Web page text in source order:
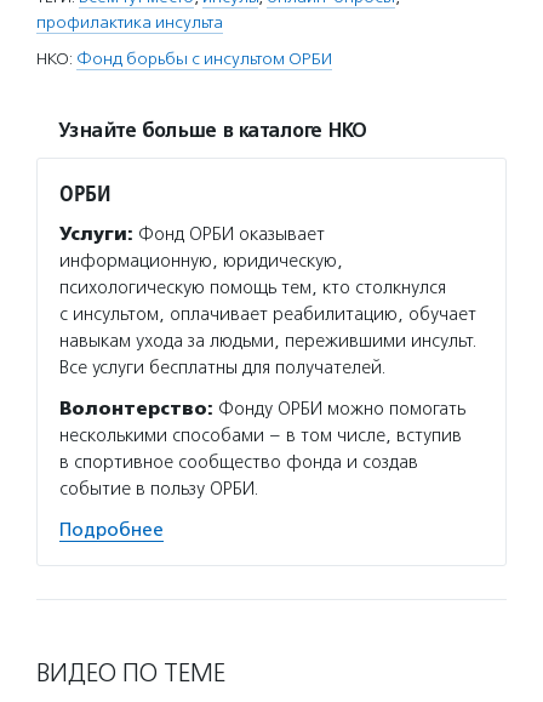
профилактика инсульта
НКО: Фонд борьбы с инсультом ОРБИ
Узнайте больше в каталоге НКО
ОРБИ
Услуги: Фонд ОРБИ оказывает
информационную, юридическую,
психологическую помощь тем, кто столкнулся
с инсультом, оплачивает реабилитацию, обучает
навыкам ухода за людьми, пережившими инсульт.
Все услуги бесплатны для получателей.
Волонтерство: Фонду ОРБИ можно помогать
несколькими способами – в том числе, вступив
в спортивное сообщество фонда и создав
событие в пользу ОРБИ.
Подробнее
ВИДЕО ПО ТЕМЕ